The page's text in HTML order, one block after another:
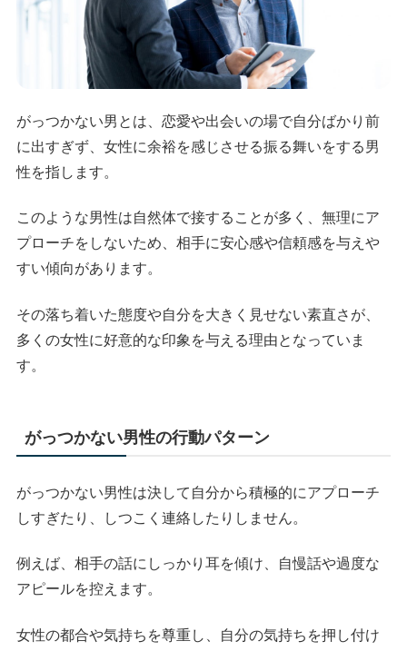
がっつかない男とは、恋愛や出会いの場で自分ばかり前
に出すぎず、女性に余裕を感じさせる振る舞いをする男
性を指します。
このような男性は自然体で接することが多く、無理にア
プローチをしないため、相手に安心感や信頼感を与えや
すい傾向があります。
その落ち着いた態度や自分を大きく見せない素直さが、
多くの女性に好意的な印象を与える理由となっていま
す。
がっつかない男性の行動パターン
がっつかない男性は決して自分から積極的にアプローチ
しすぎたり、しつこく連絡したりしません。
例えば、相手の話にしっかり耳を傾け、自慢話や過度な
アピールを控えます。
女性の都合や気持ちを尊重し、自分の気持ちを押し付け